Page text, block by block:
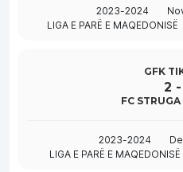
2023-2024
LIGA E PARË E MAQEDONISË
GFK
2 -
FC
2023-2024
LIGA E PARË E MAQEDONISË